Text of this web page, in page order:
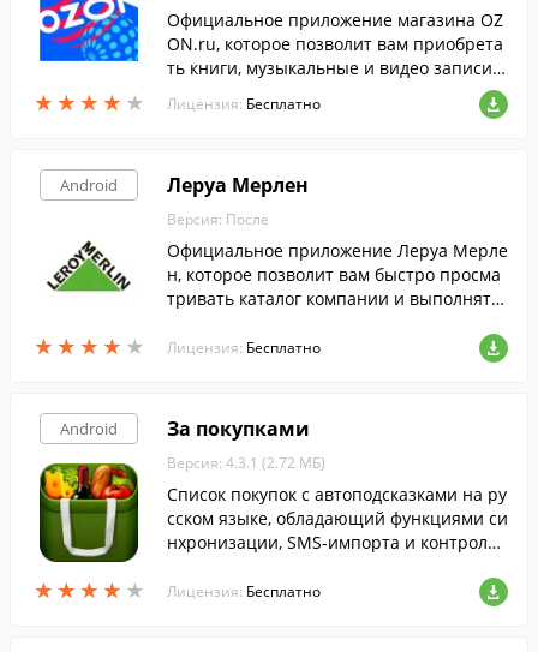
★ ★ ★ ★ ★
★ ★ ★ ★ ★
Официальное приложение магазина OZ
ON.ru, которое позволит вам приобрета
ть книги, музыкальные и видео записи,
игры, товары для дома и детей, космети
ку, ювелирные изделия и многое другое.
Лицензия: Бесплатно
Android
★ ★ ★ ★ ★
★ ★ ★ ★ ★
Леруа Мерлен
Версия: После
Официальное приложение Леруа Мерле
н, которое позволит вам быстро просма
тривать каталог компании и выполнять
Лицензия: Бесплатно
Android
★ ★ ★ ★ ★
★ ★ ★ ★ ★
За покупками
Версия: 4.3.1 (2.72 МБ)
Cписок покупок с автоподсказками на ру
сском языке, обладающий функциями си
нхронизации, SMS-импорта и контроля
Лицензия: Бесплатно